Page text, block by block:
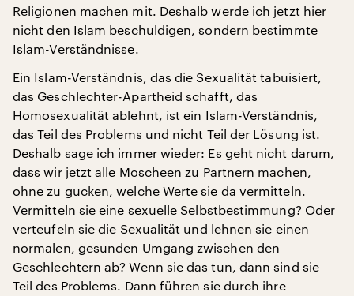
Religionen machen mit. Deshalb werde ich jetzt hier
nicht den Islam beschuldigen, sondern bestimmte
Islam-Verständnisse.
Ein Islam-Verständnis, das die Sexualität tabuisiert,
das Geschlechter-Apartheid schafft, das
Homosexualität ablehnt, ist ein Islam-Verständnis,
das Teil des Problems und nicht Teil der Lösung ist.
Deshalb sage ich immer wieder: Es geht nicht darum,
dass wir jetzt alle Moscheen zu Partnern machen,
ohne zu gucken, welche Werte sie da vermitteln.
Vermitteln sie eine sexuelle Selbstbestimmung? Oder
verteufeln sie die Sexualität und lehnen sie einen
normalen, gesunden Umgang zwischen den
Geschlechtern ab? Wenn sie das tun, dann sind sie
Teil des Problems. Dann führen sie durch ihre